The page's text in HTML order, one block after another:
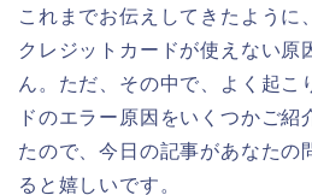
これまでお伝えしてきたよう
クレジットカードが使えない原
ん。ただ、その中で、よく起こ
ドのエラー原因をいくつかご紹
たので、今日の記事があなたの
ると嬉しいです。